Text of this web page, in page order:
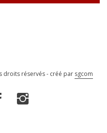
droits réservés - créé par sgcom